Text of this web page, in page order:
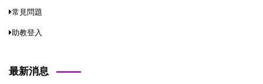
常見問題
助教登入
最新消息